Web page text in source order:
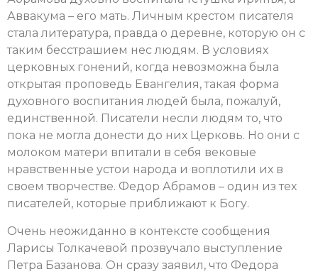
Аввакума – его мать. Личным крестом писателя
стала литература, правда о деревне, которую он с
таким бесстрашием нес людям. В условиях
церковных гонений, когда невозможна была
открытая проповедь Евангелия, такая форма
духовного воспитания людей была, пожалуй,
единственной. Писатели несли людям то, что
пока не могла донести до них Церковь. Но они с
молоком матери впитали в себя вековые
нравственные устои народа и воплотили их в
своем творчестве. Федор Абрамов – один из тех
писателей, которые приближают к Богу.
Очень неожиданно в контексте сообщения
Ларисы Толкачевой прозвучало выступление
Петра Базанова. Он сразу заявил, что Федора